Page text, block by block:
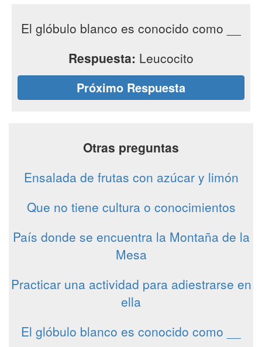
El glóbulo blanco es conocido como __
Respuesta: Leucocito
Próximo Respuesta
Otras preguntas
Ensalada de frutas con azúcar y limón
Que no tiene cultura o conocimientos
País donde se encuentra la Montaña de la
Mesa
Practicar una actividad para adiestrarse en
ella
El glóbulo blanco es conocido como __